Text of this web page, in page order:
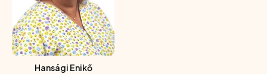
Hansági Enikő